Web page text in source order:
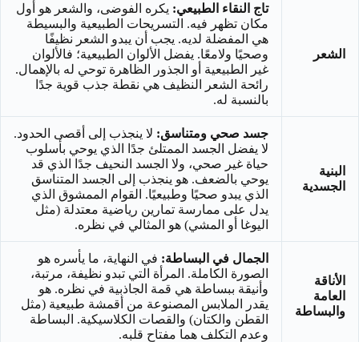
الشعر
تاج النقاء الطبيعي: يكره الفوضى، والشعر هو أول
مكان تظهر فيه. التسريحات الطبيعية والبسيطة
هي المفضلة لديه. يجب أن يبدو الشعر نظيفًا
وصحيًا ولامعًا. يفضل الألوان الطبيعية؛ فالألوان
غير الطبيعية أو الجذور الظاهرة توحي له بالإهمال.
رائحة الشعر النظيف هي نقطة جذب قوية جدًا
بالنسبة له.
البنية
الجسدية
جسد صحي ومتناسق: لا ينجذب إلى أقصى الحدود.
لا يفضل الجسد الممتلئ جدًا الذي يوحي بأسلوب
حياة غير صحي، ولا الجسد النحيف جدًا الذي قد
يوحي بالضعف. هو ينجذب إلى الجسد المتناسق
الذي يبدو صحيًا وطبيعيًا. القوام الممشوق الذي
يدل على ممارسة تمارين رياضية معتدلة (مثل
اليوغا أو المشي) هو المثالي في نظره.
الأناقة
العامة
والبساطة
الجمال في البساطة: في النهاية، ما يأسره هو
الصورة الكاملة. المرأة التي تبدو نظيفة، مرتبة،
وأنيقة ببساطة هي قمة الجاذبية في نظره. هو
يقدر الملابس المصنوعة من أقمشة طبيعية (مثل
القطن والكتان) والقصات الكلاسيكية. البساطة
وعدم التكلف هما مفتاح قلبه.